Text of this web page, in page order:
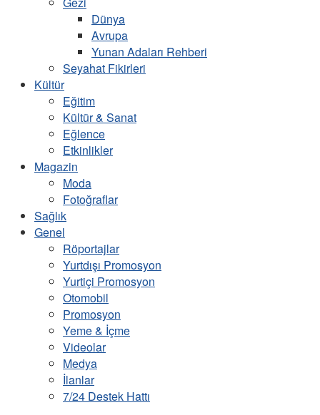
Dünya
Avrupa
Yunan Adaları Rehberi
Seyahat Fikirleri
Kültür
Eğitim
Kültür & Sanat
Eğlence
Etkinlikler
Magazin
Moda
Fotoğraflar
Sağlık
Genel
Röportajlar
Yurtdışı Promosyon
Yurtiçi Promosyon
Otomobil
Promosyon
Yeme & İçme
Videolar
Medya
İlanlar
7/24 Destek Hattı